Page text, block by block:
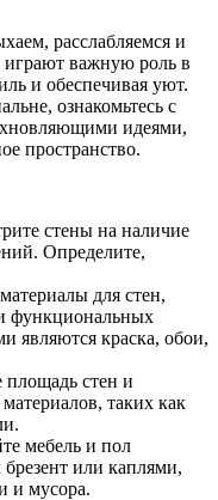
дизайн
фото
расслабляемся и
играют важную роль в
и обеспечивая уют.
ознакомьтесь с
идеями,
пространство.
стены на наличие
Определите,
для стен,
функциональных
являются краска, обои,
стен и
таких как
мебель и пол
или каплями,
и мусора.